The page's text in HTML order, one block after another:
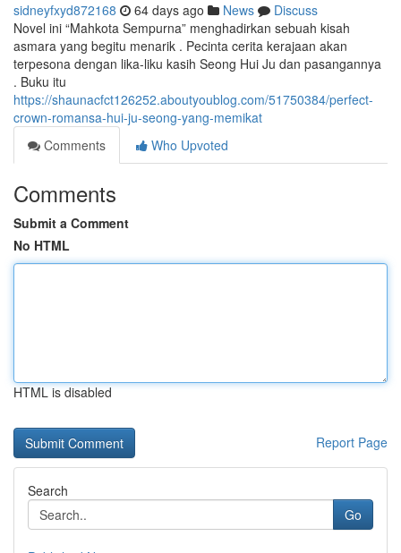
sidneyfxyd872168 64 days ago News
Discuss
Novel ini “Mahkota Sempurna” menghadirkan sebuah kisah
asmara yang begitu menarik . Pecinta cerita kerajaan akan
terpesona dengan lika-liku kasih Seong Hui Ju dan pasangannya
. Buku itu
https://shaunacfct126252.aboutyoublog.com/51750384/perfect-
crown-romansa-hui-ju-seong-yang-memikat
Comments
Who Upvoted
Comments
Submit a Comment
No HTML
HTML is disabled
Report Page
Search
Go